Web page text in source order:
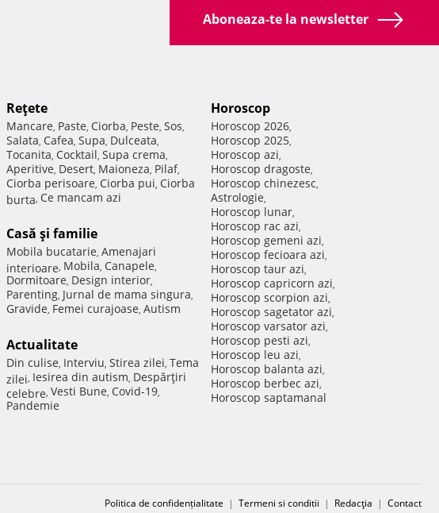
Aboneaza-te la newsletter
Reţete
Mancare, Paste, Ciorba, Peste, Sos,
Salata, Cafea, Supa, Dulceata,
Tocanita, Cocktail, Supa crema,
Aperitive, Desert, Maioneza, Pilaf,
Ciorba perisoare, Ciorba pui, Ciorba
burta, Ce mancam azi
Casă şi familie
Mobila bucatarie, Amenajari
interioare, Mobila, Canapele,
Dormitoare, Design interior,
Parenting, Jurnal de mama singura,
Gravide, Femei curajoase, Autism
Actualitate
Din culise, Interviu, Stirea zilei, Tema
zilei, Iesirea din autism, Despărţiri
celebre, Vesti Bune, Covid-19,
Pandemie
Horoscop
Horoscop 2026,
Horoscop 2025,
Horoscop azi,
Horoscop dragoste,
Horoscop chinezesc,
Astrologie,
Horoscop lunar,
Horoscop rac azi,
Horoscop gemeni azi,
Horoscop fecioara azi,
Horoscop taur azi,
Horoscop capricorn azi,
Horoscop scorpion azi,
Horoscop sagetator azi,
Horoscop varsator azi,
Horoscop pesti azi,
Horoscop leu azi,
Horoscop balanta azi,
Horoscop berbec azi,
Horoscop saptamanal
Politica de confidențialitate | Termeni si conditii | Redacţia | Contact